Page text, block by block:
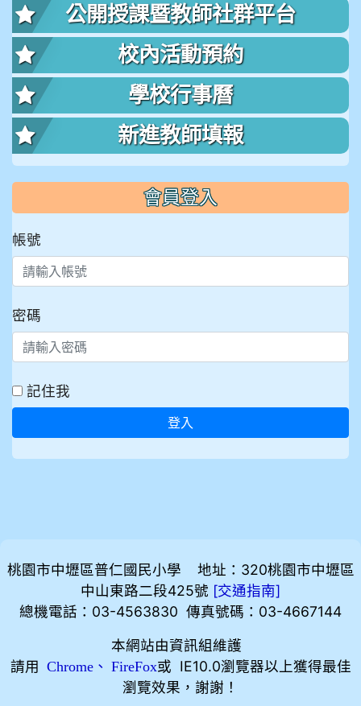
公開授課暨教師社群平台
校內活動預約
學校行事曆
新進教師填報
會員登入
帳號
密碼
記住我
登入
桃園市中壢區普仁國民小學 地址：320桃園市中壢區
中山東路二段425號 [交通指南]
總機電話：03-4563830 傳真號碼：03-4667144
本網站由資訊組維護
請用
Chrome、 FireFox或 IE10.0瀏覽器以上獲得最佳
瀏覽效果，謝謝！